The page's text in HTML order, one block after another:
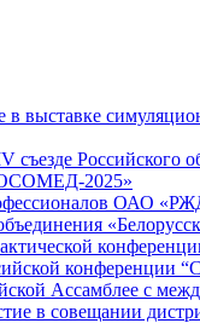
в выставке
съезде
2025»
ОАО
конференции
Ассамблее с
в совещании